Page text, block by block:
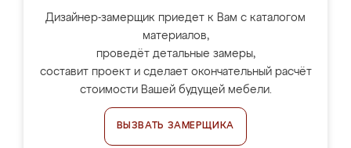
Дизайнер-замерщик приедет к Вам с каталогом
материалов,
проведёт детальные замеры,
составит проект и сделает окончательный расчёт
стоимости Вашей будущей мебели.
ВЫЗВАТЬ ЗАМЕРЩИКА